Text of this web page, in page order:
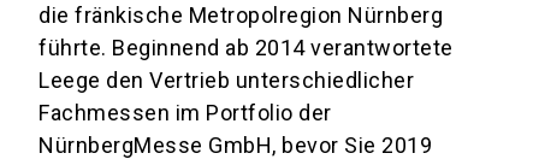
die fränkische Metropolregion Nürnberg
führte. Beginnend ab 2014 verantwortete
Leege den Vertrieb unterschiedlicher
Fachmessen im Portfolio der
NürnbergMesse GmbH, bevor Sie 2019